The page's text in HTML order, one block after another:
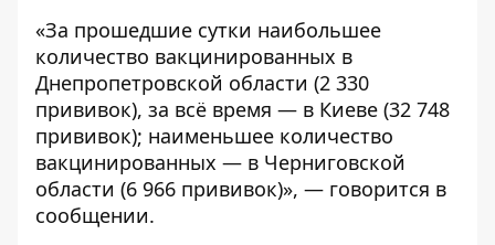
«За прошедшие сутки наибольшее
количество вакцинированных в
Днепропетровской области (2 330
прививок), за всё время — в Киеве (32 748
прививок); наименьшее количество
вакцинированных — в Черниговской
области (6 966 прививок)», — говорится в
сообщении.